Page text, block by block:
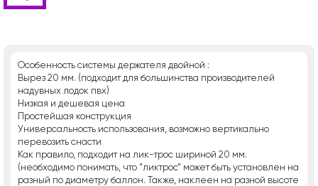
Особенность системы держателя двойной :
Вырез 20 мм. (подходит для большинства производителей
надувных лодок пвх)
Низкая и дешевая цена
Простейшая конструкция
Универсальность использования, возможно вертикально
перевозить снасти
Как правило, подходит на лик-трос шириной 20 мм.
(необходимо понимать, что “ликтрос” может быть установлен на
разный по диаметру баллон. Также, наклеен на разной высоте